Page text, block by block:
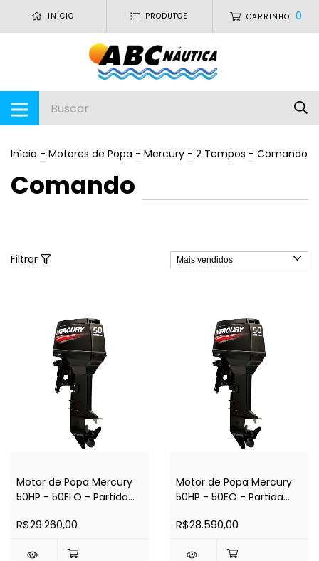
INÍCIO PRODUTOS CARRINHO 0
Início - Motores de Popa - Mercury - 2 Tempos - Comando
Comando
Filtrar
Motor de Popa Mercury
50HP - 50ELO - Partida
Distância - Rabeta 20" -
R$29.260,00
Motor de Popa Mercury
50HP - 50EO - Partida
Distância - Rabeta 15" - 2
R$28.590,00